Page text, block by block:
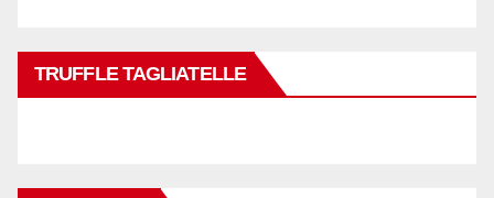
TRUFFLE TAGLIATELLE